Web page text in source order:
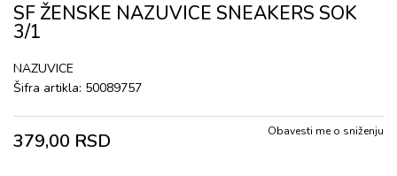
SF ŽENSKE NAZUVICE SNEAKERS SOK
3/1
NAZUVICE
Šifra artikla: 50089757
379,00 RSD Obavesti me o sniženju